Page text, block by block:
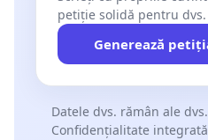
petiție solidă pentru dvs.
Generează
Datele dvs. rămân ale dvs.
Confidențialitate